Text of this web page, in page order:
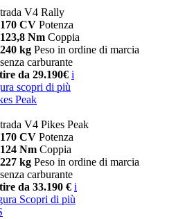
V4 Rally
170 CV Potenza
123,8 Nm Coppia
240 kg Peso in ordine di marcia
senza carburante
da 29.190€ i
scopri di più
Peak
V4 Pikes Peak
170 CV Potenza
124 Nm Coppia
227 kg Peso in ordine di marcia
senza carburante
da 33.190 € i
Scopri di più